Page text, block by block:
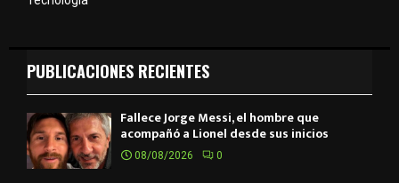
PUBLICACIONES RECIENTES
Fallece Jorge Messi, el hombre que
acompañó a Lionel desde sus inicios
08/08/2026 0